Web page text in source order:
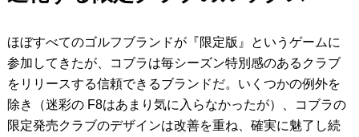
ほぼすべてのゴルフブランドが『限定版』というゲームに
参加してきたが、コブラは毎シーズン特別感のあるクラブ
をリリースする信頼できるブランドだ。いくつかの例外を
除き（迷彩の F8はあまり気に入らなかったが）、コブラの
限定発売クラブのデザインは改善を重ね、確実に魅了し続